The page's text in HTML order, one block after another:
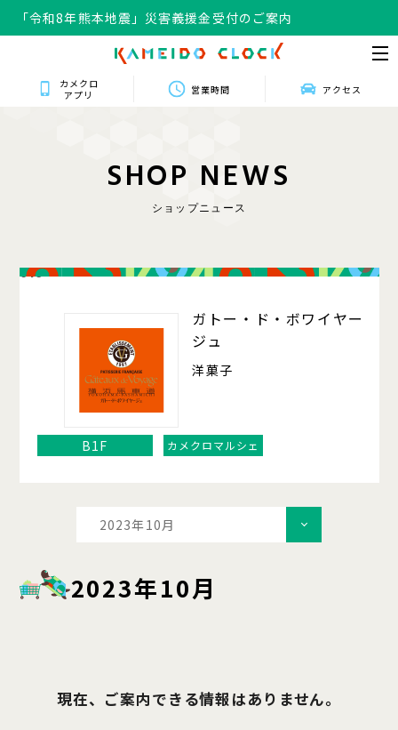
「令和8年熊本地震」災害義援金受付のご案内
カメクロ
アプリ
営業時間 アクセス
SHOP NEWS
ショップニュース
016
ガトー・ド・ボワイヤー
ジュ
洋菓子
B1F カメクロマルシェ
2023年10月
2023年10月
現在、ご案内できる情報はありません。